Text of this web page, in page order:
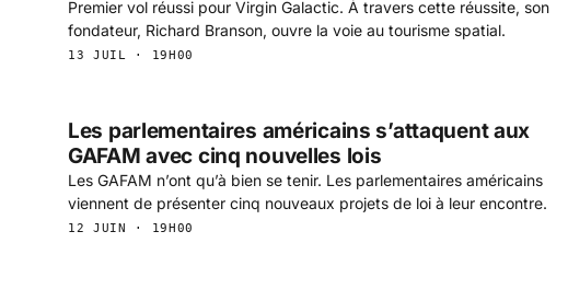
Premier vol réussi pour Virgin Galactic. À travers cette réussite, son
fondateur, Richard Branson, ouvre la voie au tourisme spatial.
13 JUIL · 19H00
Les parlementaires américains s’attaquent aux
GAFAM avec cinq nouvelles lois
Les GAFAM n’ont qu’à bien se tenir. Les parlementaires américains
viennent de présenter cinq nouveaux projets de loi à leur encontre.
12 JUIN · 19H00